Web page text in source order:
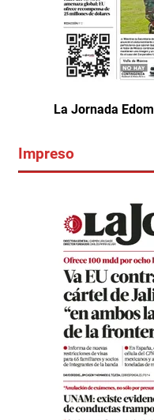
La Jornada
Impreso